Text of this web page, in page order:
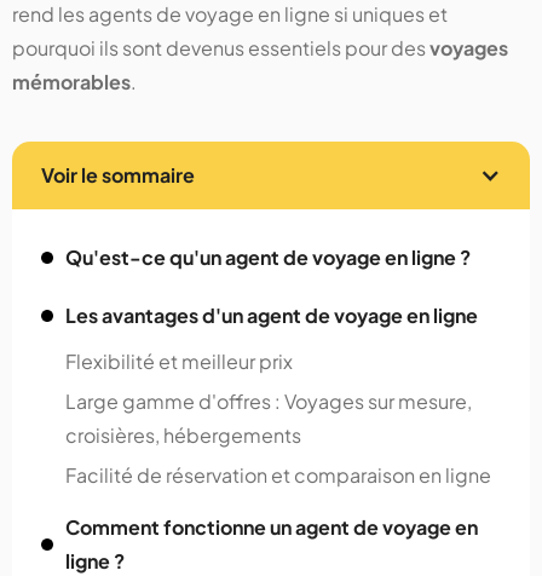
rend les agents de voyage en ligne si uniques et
pourquoi ils sont devenus essentiels pour desvoyages
mémorables.
Voir le sommaire
Qu'est-ce qu'un agent de voyage en ligne ?
Les avantages d'un agent de voyage en ligne
Flexibilité et meilleur prix
Large gamme d'offres : Voyages sur mesure,
croisières, hébergements
Facilité de réservation et comparaison en ligne
Comment fonctionne un agent de voyage en
ligne ?